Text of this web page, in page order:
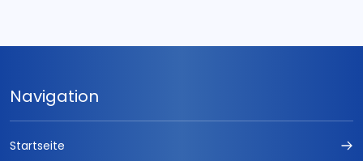
Navigation
Startseite